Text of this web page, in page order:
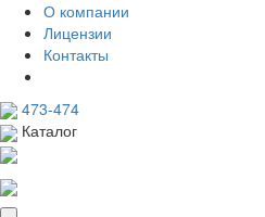
О компании
Лицензии
Контакты
473-474
Каталог